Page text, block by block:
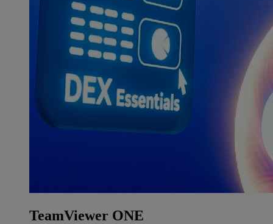
TeamViewer ONE